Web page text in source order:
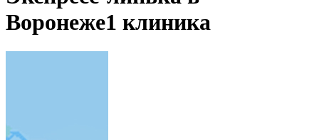
Воронеже1 клиника